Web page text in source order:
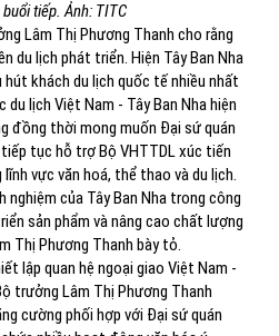
tiếp. Ảnh: TITC
Lâm Thị Phương Thanh cho rằng
du lịch phát triển. Hiện Tây Ban Nha
khách du lịch quốc tế nhiều nhất
lịch Việt Nam - Tây Ban Nha hiện
đồng thời mong muốn Đại sứ quán
tục hỗ trợ Bộ VHTTDL xúc tiến
vực văn hoá, thể thao và du lịch.
nghiệm của Tây Ban Nha trong công
sản phẩm và nâng cao chất lượng
Thị Phương Thanh bày tỏ.
lập quan hệ ngoại giao Việt Nam -
trưởng Lâm Thị Phương Thanh
cường phối hợp với Đại sứ quán